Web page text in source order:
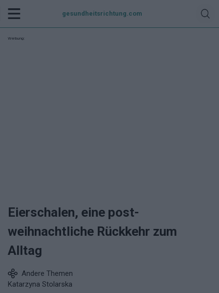
gesundheitsrichtung.com
Werbung:
Eierschalen, eine post-
weihnachtliche Rückkehr zum
Alltag
Andere Themen
Katarzyna Stolarska